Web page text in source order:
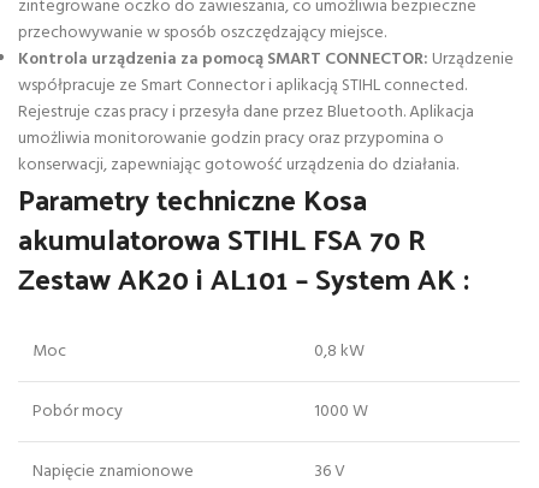
zintegrowane oczko do zawieszania, co umożliwia bezpieczne
przechowywanie w sposób oszczędzający miejsce.
Kontrola urządzenia za pomocą SMART CONNECTOR: Urządzenie
współpracuje ze Smart Connector i aplikacją STIHL connected.
Rejestruje czas pracy i przesyła dane przez Bluetooth. Aplikacja
umożliwia monitorowanie godzin pracy oraz przypomina o
konserwacji, zapewniając gotowość urządzenia do działania.
Parametry techniczne Kosa
akumulatorowa STIHL FSA 70 R
Zestaw AK20 i AL101 – System AK :
Moc 0,8 kW
Pobór mocy 1000 W
Napięcie znamionowe 36 V